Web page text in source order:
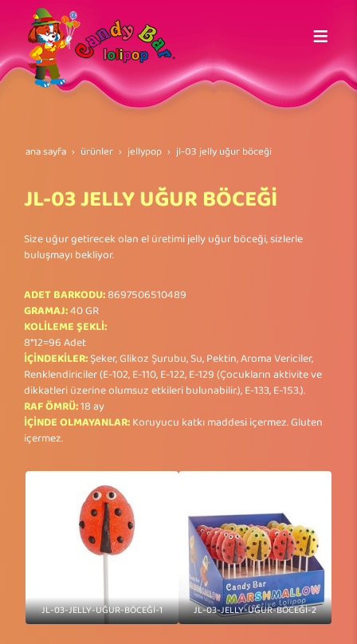
ana sayfa ürünler jellypop jl-03 jelly uğur böceği̇
JL-03 JELLY UĞUR BÖCEĞİ
Size uğur getirecek olan el üretimi jelly uğur böceği, sizlerle
buluşmayı bekliyor.
ADET BARKODU:8697506510489
GRAMAJ:40 GR
KOLİLEME ŞEKLİ:
8*12=96 Adet
İÇİNDEKİLER:Şeker, Glikoz Şurubu, Su, Pektin, Aroma Vericiler,
Renklendiriciler (E-102, E-110, E-122, E-129 (Çocukların aktivite ve
dikkatleri üzerine olumsuz etkileri bulunabilir.), E-133, E-153.).
RAF ÖMRÜ:18 ay
İÇİNDE OLMAYANLAR:Koruyucu katkı maddesi içermez. Gluten
içermez.
JL-03-JELLY-UĞUR-BÖCEĞİ-1 JL-03-JELLY-UĞUR-BÖCEĞİ-2